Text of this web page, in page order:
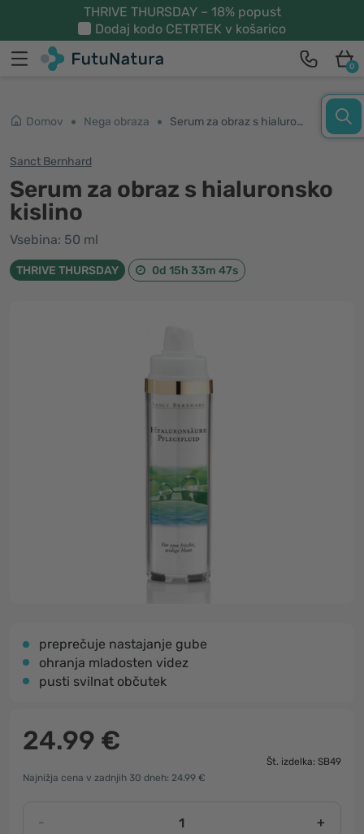
THRIVE THURSDAY – 18% popust
Dodaj kodo CETRTEK v košarico
0
Domov Nega obraza Serum za obraz s hialuronsko kislino
Sanct Bernhard
Serum za obraz s hialuronsko
kislino
Vsebina: 50 ml
THRIVE THURSDAY 0d 15h 33m 47s
preprečuje nastajanje gube
ohranja mladosten videz
pusti svilnat občutek
24.99 €
Št. izdelka: SB49
Najnižja cena v zadnjih 30 dneh: 24.99 €
- +